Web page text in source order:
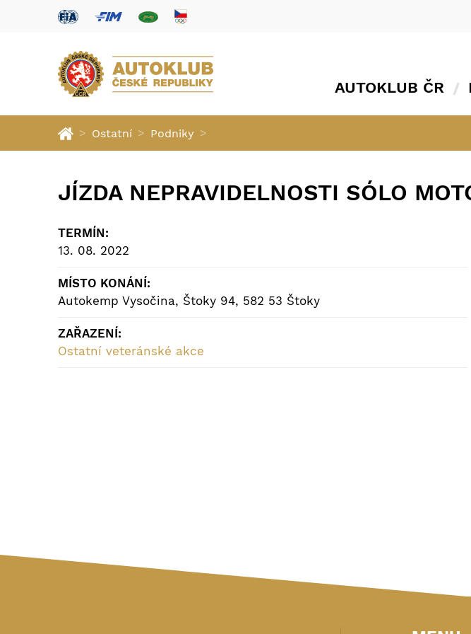
AUTOKLUB ČR
> Ostatní > Podniky >
JÍZDA NEPRAVIDELNOSTI SÓLO
TERMÍN:
13. 08. 2022
MÍSTO KONÁNÍ:
Autokemp Vysočina, Štoky 94, 582 53 Štoky
ZAŘAZENÍ:
Ostatní veteránské akce